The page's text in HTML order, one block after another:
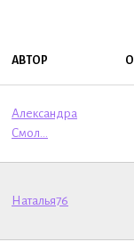
АВТОР
Александра
Смол...
Наталья76